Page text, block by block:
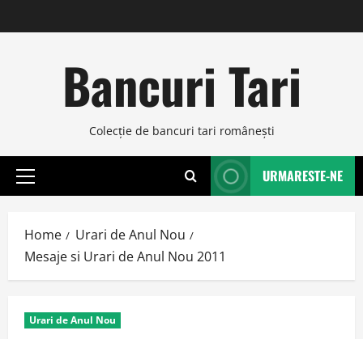
to
Bancuri Tari
Colecţie de bancuri tari româneşti
Primary
URMARESTE-NE
Home
Urari de Anul Nou
Mesaje si Urari de Anul Nou 2011
Urari de Anul Nou